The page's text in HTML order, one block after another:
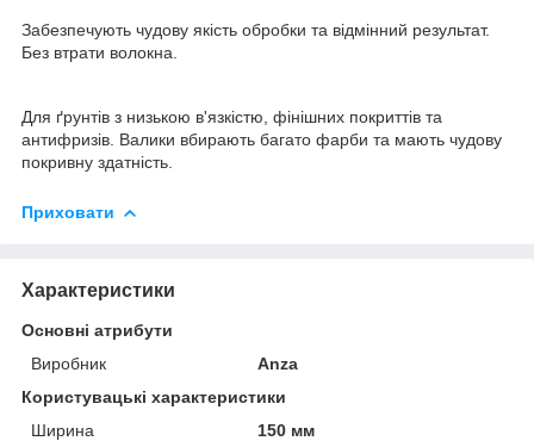
Забезпечують чудову якість обробки та відмінний результат.
Без втрати волокна.
Для ґрунтів з низькою в'язкістю, фінішних покриттів та
антифризів. Валики вбирають багато фарби та мають чудову
покривну здатність.
Приховати
Характеристики
Основні атрибути
Виробник
Anza
Користувацькі характеристики
Ширина
150 мм